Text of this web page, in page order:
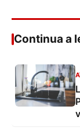
Continua a